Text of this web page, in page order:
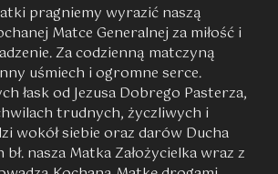
pragniemy wyrazić naszą
Matce Generalnej za miłość i
Za codzienną matczyną
uśmiech i ogromne serce.
łask od Jezusa Dobrego Pasterza,
trudnych, życzliwych i
wokół siebie oraz darów Ducha
nasza Matka Założycielka wraz z